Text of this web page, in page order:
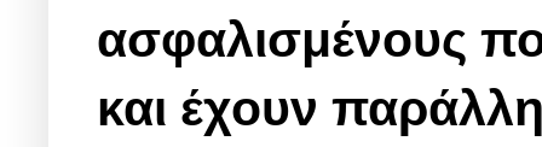
ασφαλισμένους
και έχουν